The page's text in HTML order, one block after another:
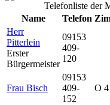
Telefonliste der
Name
Telefon
Herr
Pitterlein
Erster
Bürgermeister
09153
409-
120
Frau Bisch
09153
409-
152
O 4